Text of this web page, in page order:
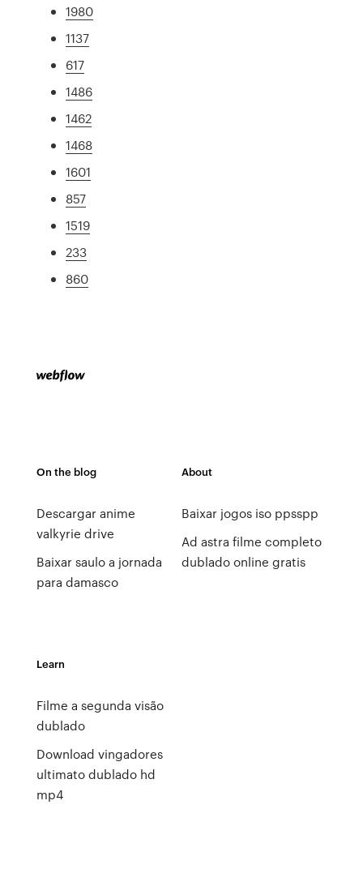
1980
1137
617
1486
1462
1468
1601
857
1519
233
860
On the blog
Descargar anime
valkyrie drive
Baixar saulo a jornada
para damasco
About
Baixar jogos iso ppsspp
Ad astra filme completo
dublado online gratis
Learn
Filme a segunda visão
dublado
Download vingadores
ultimato dublado hd
mp4